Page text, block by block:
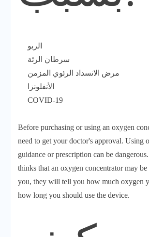
الربو
سرطان الرئة
مرض الانسداد الرئوي المزمن
الأنفلونزا
COVID-19
Before purchasing or using an oxygen
need to get your doctor's approval. Using
guidance or prescription can be
thinks that an oxygen concentrator may
you, they will tell you how much oxygen
how long you should use the device.